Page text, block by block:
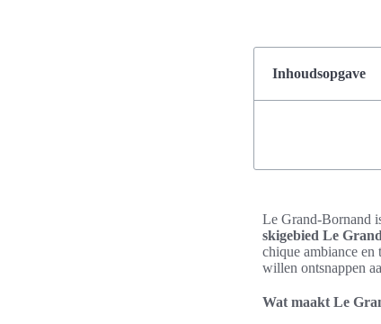
Inhoudsopgave
Le Grand-Bornand
skigebied Le
chique ambiance
willen ontsnappen
Wat maakt Le